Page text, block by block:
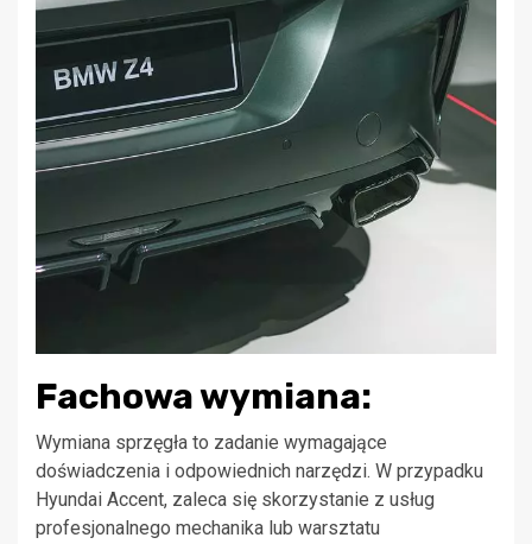
Fachowa wymiana:
Wymiana sprzęgła to zadanie wymagające
doświadczenia i odpowiednich narzędzi. W przypadku
Hyundai Accent, zaleca się skorzystanie z usług
profesjonalnego mechanika lub warsztatu